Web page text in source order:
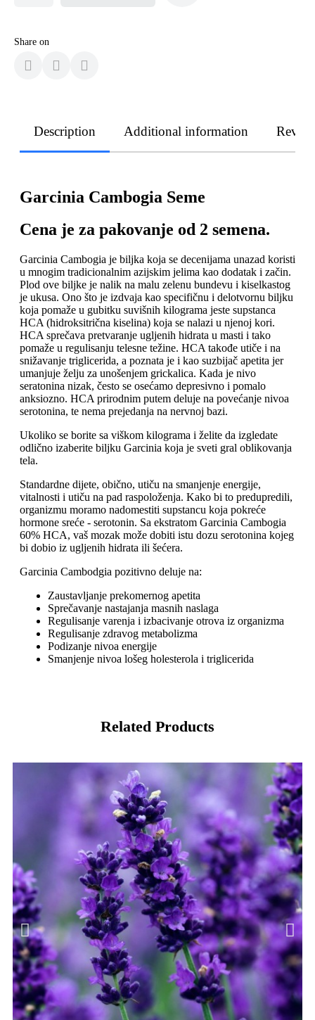
Share on
Description Additional information
Garcinia Cambogia Seme
Cena je za pakovanje od 2 semena.
Garcinia Cambogia je biljka koja se decenijama unazad koristi
u mnogim tradicionalnim azijskim jelima kao dodatak i začin.
Plod ove biljke je nalik na malu zelenu bundevu i kiselkastog
je ukusa. Ono što je izdvaja kao specifičnu i delotvornu biljku
koja pomaže u gubitku suvišnih kilograma jeste supstanca
HCA (hidroksitrična kiselina) koja se nalazi u njenoj kori.
HCA sprečava pretvaranje ugljenih hidrata u masti i tako
pomaže u regulisanju telesne težine. HCA takođe utiče i na
snižavanje triglicerida, a poznata je i kao suzbijač apetita jer
umanjuje želju za unošenjem grickalica. Kada je nivo
seratonina nizak, često se osećamo depresivno i pomalo
anksiozno. HCA prirodnim putem deluje na povećanje nivoa
serotonina, te nema prejedanja na nervnoj bazi.
Ukoliko se borite sa viškom kilograma i želite da izgledate
odlično izaberite biljku Garcinia koja je sveti gral oblikovanja
tela.
Standardne dijete, obično, utiču na smanjenje energije,
vitalnosti i utiču na pad raspoloženja. Kako bi to predupredili,
organizmu moramo nadomestiti supstancu koja pokreće
hormone sreće - serotonin. Sa ekstratom Garcinia Cambogia
60% HCA, vaš mozak može dobiti istu dozu serotonina kojeg
bi dobio iz ugljenih hidrata ili šećera.
Garcinia Cambodgia pozitivno deluje na:
Zaustavljanje prekomernog apetita
Sprečavanje nastajanja masnih naslaga
Regulisanje varenja i izbacivanje otrova iz organizma
Regulisanje zdravog metabolizma
Podizanje nivoa energije
Smanjenje nivoa lošeg holesterola i triglicerida
Related Products